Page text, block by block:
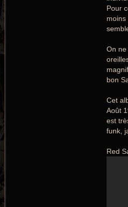
Pour
On
bon
Cet
Août
est
funk,
Red